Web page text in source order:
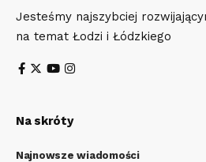
Jesteśmy najszybciej
na temat Łodzi i Łódzkiego
Na skróty
Najnowsze wiadomości